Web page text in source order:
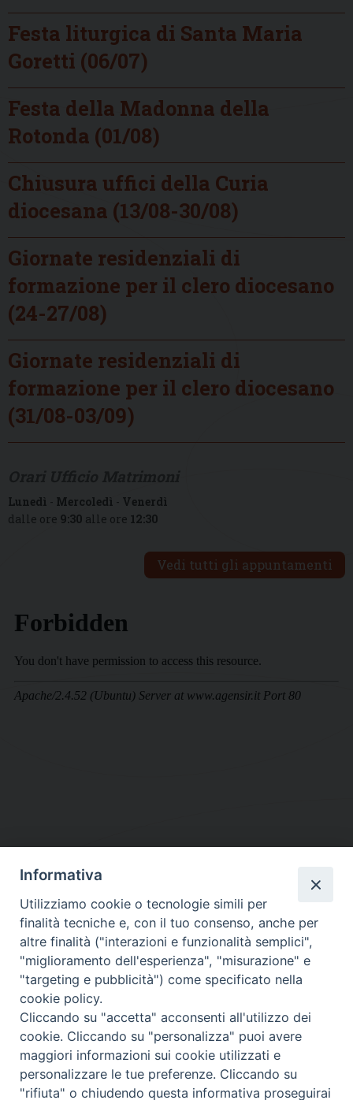
Festa liturgica di Santa Maria
Goretti (06/07)
Festa della Madonna della
Rotonda (01/08)
Chiusura uffici della Curia
diocesana (13/08-30/08)
Giornate residenziali di
formazione per il clero diocesano
(24-27/08)
Giornate residenziali di
formazione per il clero diocesano
(31/08-03/09)
Lunedì - Mercoledì - Venerdì
dalle ore 9:30 alle ore 12:30
Vedi tutti gli appuntamenti
DIOCESI SUBURBICARIA DI ALBANO
Contatti:Tel.: 06.93268401 - Fax.: 06.9323844
E-mail:curia@diocesidialbano.it
Orari: dal Lunedì al Venerdì Ore: 9:00 - 13:00
Lunedì, Mercoledì e Venerdì, Ore 9:30 - 12:30
Informativa
Utilizziamo cookie o tecnologie simili per
finalità tecniche e, con il tuo consenso, anche per
altre finalità ("interazioni e funzionalità semplici",
"miglioramento dell'esperienza", "misurazione" e
"targeting e pubblicità") come specificato nella
cookie policy.
Cliccando su "accetta" acconsenti all'utilizzo dei
cookie. Cliccando su "personalizza" puoi avere
maggiori informazioni sui cookie utilizzati e
personalizzare le tue preferenze. Cliccando su
"rifiuta" o chiudendo questa informativa proseguirai